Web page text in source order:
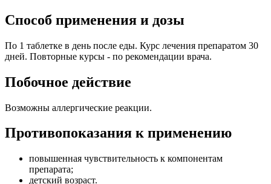
Способ применения и дозы
По 1 таблетке в день после еды. Курс лечения препаратом 30
дней. Повторные курсы - по рекомендации врача.
Побочное действие
Возможны аллергические реакции.
Противопоказания к применению
повышенная чувствительность к компонентам
препарата;
детский возраст.